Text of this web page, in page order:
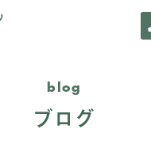
blog
ブログ